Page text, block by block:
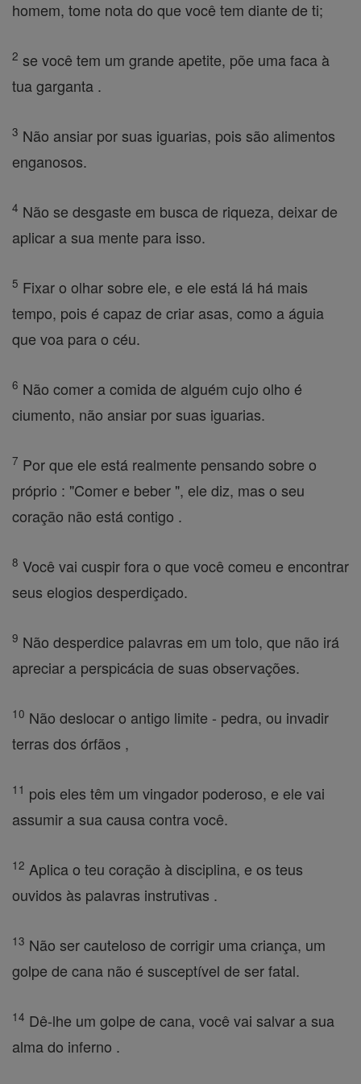
homem, tome nota do que você tem diante de ti;
2 se você tem um grande apetite, põe uma faca à
tua garganta .
3 Não ansiar por suas iguarias, pois são alimentos
enganosos.
4 Não se desgaste em busca de riqueza, deixar de
aplicar a sua mente para isso.
5 Fixar o olhar sobre ele, e ele está lá há mais
tempo, pois é capaz de criar asas, como a águia
que voa para o céu.
6 Não comer a comida de alguém cujo olho é
ciumento, não ansiar por suas iguarias.
7 Por que ele está realmente pensando sobre o
próprio : "Comer e beber ", ele diz, mas o seu
coração não está contigo .
8 Você vai cuspir fora o que você comeu e encontrar
seus elogios desperdiçado.
9 Não desperdice palavras em um tolo, que não irá
apreciar a perspicácia de suas observações.
10 Não deslocar o antigo limite - pedra, ou invadir
terras dos órfãos ,
11 pois eles têm um vingador poderoso, e ele vai
assumir a sua causa contra você.
12 Aplica o teu coração à disciplina, e os teus
ouvidos às palavras instrutivas .
13 Não ser cauteloso de corrigir uma criança, um
golpe de cana não é susceptível de ser fatal.
14 Dê-lhe um golpe de cana, você vai salvar a sua
alma do inferno .